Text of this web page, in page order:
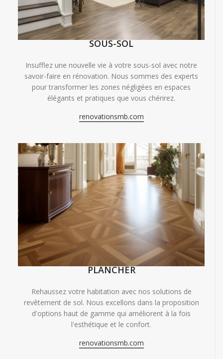
SOUS-SOL
Insufflez une nouvelle vie à votre sous-sol avec notre
savoir-faire en rénovation. Nous sommes des experts
pour transformer les zones négligées en espaces
élégants et pratiques que vous chérirez.
renovationsmb.com
PLANCHER
Rehaussez votre habitation avec nos solutions de
revêtement de sol. Nous excellons dans la proposition
d'options haut de gamme qui améliorent à la fois
l'esthétique et le confort.
renovationsmb.com